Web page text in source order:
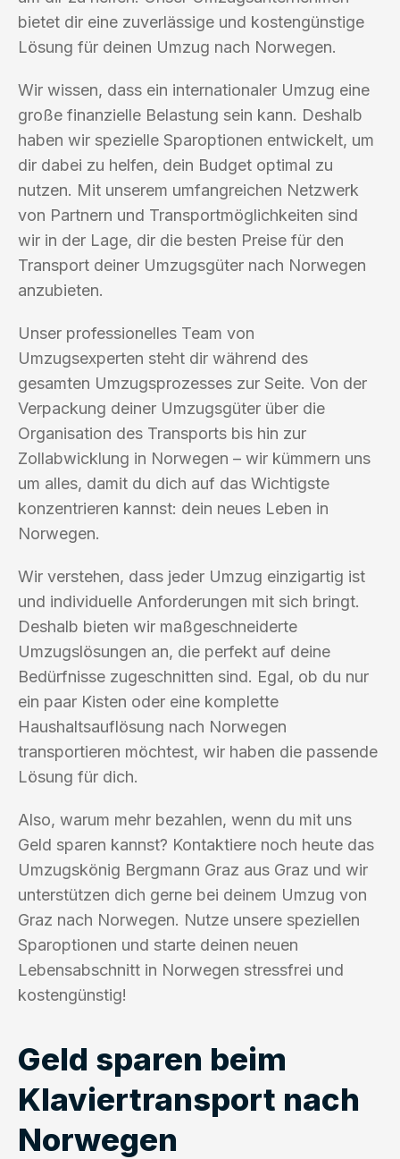
bietet dir eine zuverlässige und kostengünstige
Lösung für deinen Umzug nach Norwegen.
Wir wissen, dass ein internationaler Umzug eine
große finanzielle Belastung sein kann. Deshalb
haben wir spezielle Sparoptionen entwickelt, um
dir dabei zu helfen, dein Budget optimal zu
nutzen. Mit unserem umfangreichen Netzwerk
von Partnern und Transportmöglichkeiten sind
wir in der Lage, dir die besten Preise für den
Transport deiner Umzugsgüter nach Norwegen
anzubieten.
Unser professionelles Team von
Umzugsexperten steht dir während des
gesamten Umzugsprozesses zur Seite. Von der
Verpackung deiner Umzugsgüter über die
Organisation des Transports bis hin zur
Zollabwicklung in Norwegen – wir kümmern uns
um alles, damit du dich auf das Wichtigste
konzentrieren kannst: dein neues Leben in
Norwegen.
Wir verstehen, dass jeder Umzug einzigartig ist
und individuelle Anforderungen mit sich bringt.
Deshalb bieten wir maßgeschneiderte
Umzugslösungen an, die perfekt auf deine
Bedürfnisse zugeschnitten sind. Egal, ob du nur
ein paar Kisten oder eine komplette
Haushaltsauflösung nach Norwegen
transportieren möchtest, wir haben die passende
Lösung für dich.
Also, warum mehr bezahlen, wenn du mit uns
Geld sparen kannst? Kontaktiere noch heute das
Umzugskönig Bergmann Graz aus Graz und wir
unterstützen dich gerne bei deinem Umzug von
Graz nach Norwegen. Nutze unsere speziellen
Sparoptionen und starte deinen neuen
Lebensabschnitt in Norwegen stressfrei und
kostengünstig!
Geld sparen beim
Klaviertransport nach
Norwegen